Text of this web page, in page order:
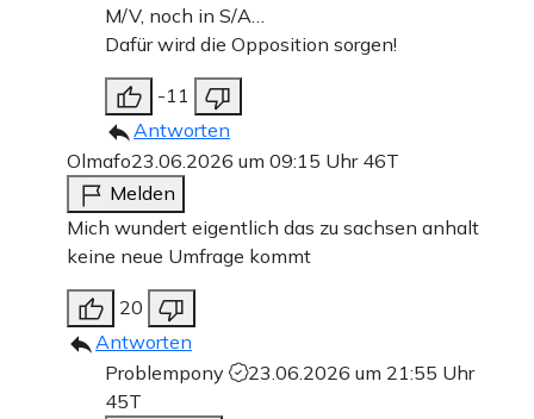
M/V, noch in S/A…
Dafür wird die Opposition sorgen!
-11
Antworten
Olmafo23.06.2026 um 09:15 Uhr 46T
Melden
Mich wundert eigentlich das zu sachsen anhalt
keine neue Umfrage kommt
20
Antworten
Problempony
23.06.2026 um 21:55 Uhr
45T